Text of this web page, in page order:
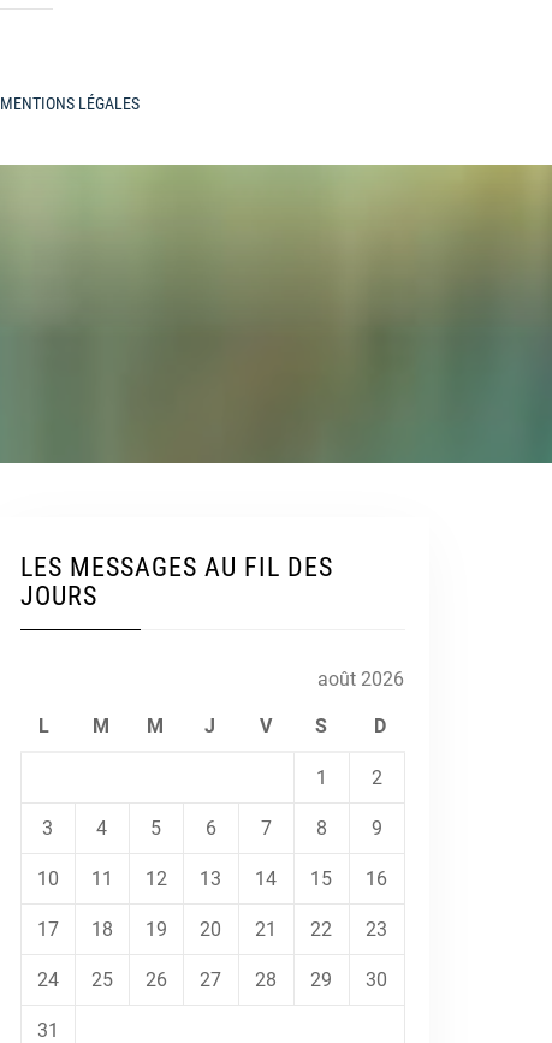
MENTIONS LÉGALES
LES MESSAGES AU FIL DES
JOURS
août 2026
L M M J V S D
1 2
3 4 5 6 7 8 9
10 11 12 13 14 15 16
17 18 19 20 21 22 23
24 25 26 27 28 29 30
31